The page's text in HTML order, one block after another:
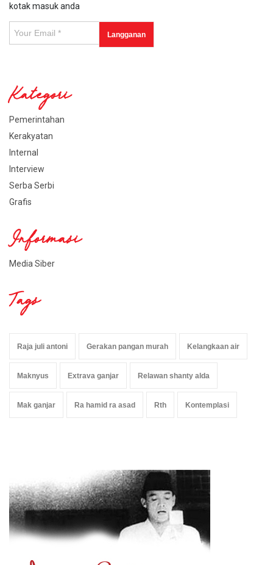
kotak masuk anda
Kategori
Pemerintahan
Kerakyatan
Internal
Interview
Serba Serbi
Grafis
Informasi
Media Siber
Tags
Raja juli antoni Gerakan pangan murah Kelangkaan air
Maknyus Extrava ganjar Relawan shanty alda
Mak ganjar Ra hamid ra asad Rth Kontemplasi